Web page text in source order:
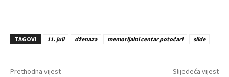
TAGOVI 11. juli dženaza memorijalni centar potočari slide
Prethodna vijest Slijedeća vijest